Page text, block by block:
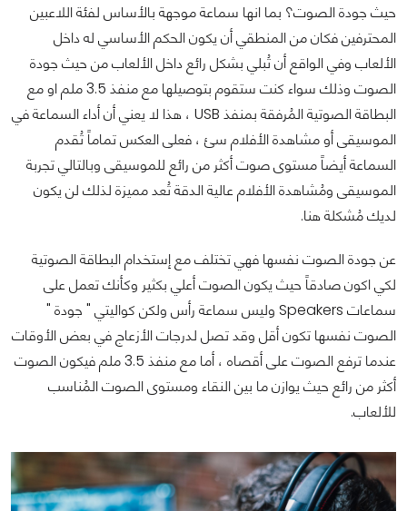
حيث جودة الصوت؟ بما انها سماعة موجهة بالأساس لفئة اللاعبين
المحترفين فكان من المنطقي أن يكون الحكم الأساسي له داخل
الألعاب وفي الواقع أن تُبلي بشكل رائع داخل الألعاب من حيث جودة
الصوت وذلك سواء كنت ستقوم بتوصيلها مع منفذ 3.5 ملم او مع
البطاقة الصوتية المُرفقة بمنفذ USB ، هذا لا يعني أن أداء السماعة في
الموسيقى أو مشاهدة الأفلام سئ ، فعلى العكس تماماً تُقدم
السماعة أيضاً مستوى صوت أكثر من رائع للموسيقى وبالتالي تجربة
الموسيقى ومُشاهدة الأفلام عالية الدقة تُعد مميزة لذلك لن يكون
لديك مُشكلة هنا.
عن جودة الصوت نفسها فهي تختلف مع إستخدام البطاقة الصوتية
لكي اكون صادقاً حيث يكون الصوت أعلي بكثير وكأنك تعمل على
سماعات Speakers وليس سماعة رأس ولكن كواليتي " جودة "
الصوت نفسها تكون أقل وقد تصل لدرجات الأزعاج في بعض الأوقات
عندما ترفع الصوت على أقصاه ، أما مع منفذ 3.5 ملم فيكون الصوت
أكثر من رائع حيث يوازن ما بين النقاء ومستوى الصوت المُناسب
للألعاب.